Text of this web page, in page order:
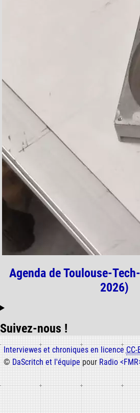
Agenda de Toulouse-
2026)
Suivez-nous !
Informations
Interviewes et chroniques en licence CC-
© DaScritch et l'équipe pour Radio